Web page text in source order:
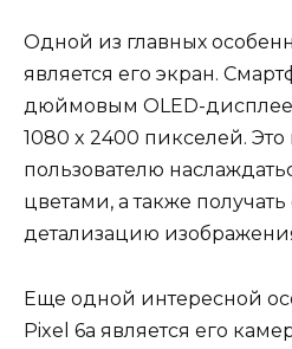
Одной из главных
является его экран.
дюймовым OLED-
1080 x 2400 пикселей. Это
пользователю
цветами, а также
детализацию
Еще одной интересной
Pixel 6a является его